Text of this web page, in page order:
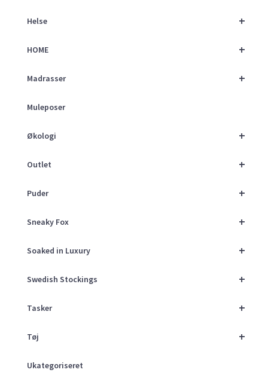
+
Helse
+
HOME
+
Madrasser
Muleposer
+
Økologi
+
Outlet
+
Puder
+
Sneaky Fox
+
Soaked in Luxury
+
Swedish Stockings
+
Tasker
+
Tøj
Ukategoriseret